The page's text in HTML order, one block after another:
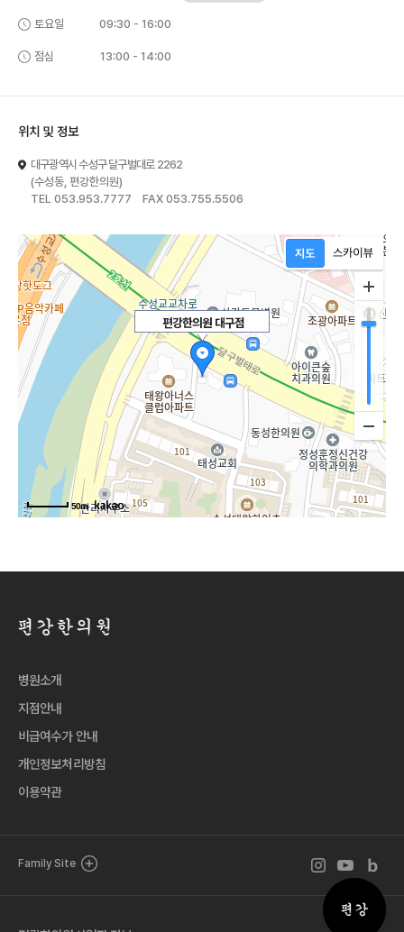
토요일 09:30 - 16:00
점심 13:00 - 14:00
위치 및 정보
대구광역시 수성구 달구벌대로 2262
(수성동, 편강한의원)
TEL 053.953.7777 FAX 053.755.5506
편강한의원 대구점
50m
퀵메뉴
병원소개
지점안내
비급여수가 안내
개인정보처리방침
이용약관
Family Site 인스타그램 바로
유튜브 바로
블로그